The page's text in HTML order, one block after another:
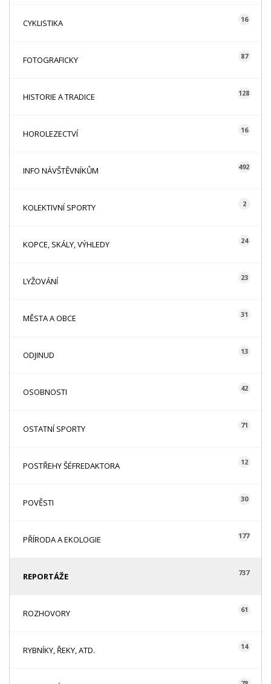
CYKLISTIKA 16
FOTOGRAFICKY 87
HISTORIE A TRADICE 128
HOROLEZECTVÍ 16
INFO NÁVŠTĚVNÍKŮM 492
KOLEKTIVNÍ SPORTY 2
KOPCE, SKÁLY, VÝHLEDY 24
LYŽOVÁNÍ 23
MĚSTA A OBCE 31
ODJINUD 13
OSOBNOSTI 42
OSTATNÍ SPORTY 71
POSTŘEHY ŠÉFREDAKTORA 12
POVĚSTI 30
PŘÍRODA A EKOLOGIE 177
REPORTÁŽE 737
ROZHOVORY 61
RYBNÍKY, ŘEKY, ATD. 14